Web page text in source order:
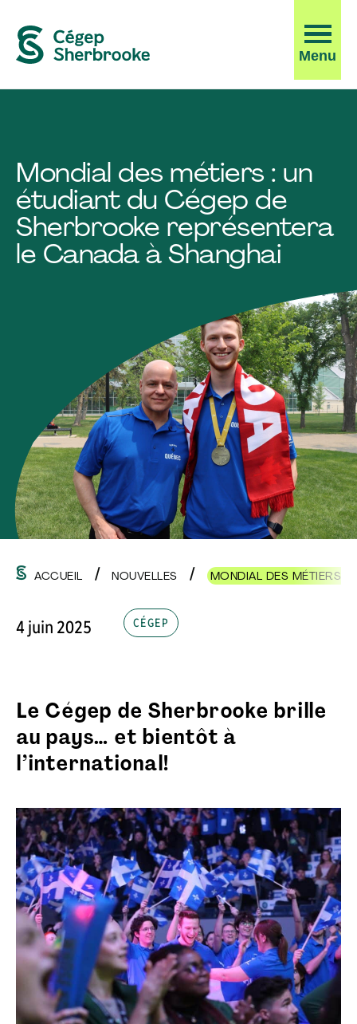
la
Menu
Mondial des métiers : un
étudiant du Cégep de
Sherbrooke représentera
le Canada à Shanghai
ACCUEIL NOUVELLES MONDIAL DES MÉTIERS :
4 juin 2025 CÉGEP
Le Cégep de Sherbrooke brille
au pays… et bientôt à
l’international!